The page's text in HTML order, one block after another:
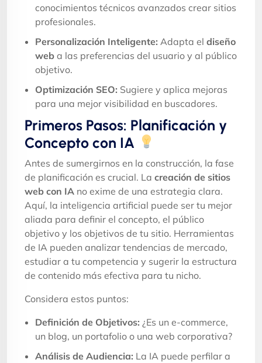
conocimientos técnicos avanzados crear sitios
profesionales.
Personalización Inteligente: Adapta el diseño
web a las preferencias del usuario y al público
objetivo.
Optimización SEO: Sugiere y aplica mejoras
para una mejor visibilidad en buscadores.
Primeros Pasos: Planificación y
Concepto con IA
Antes de sumergirnos en la construcción, la fase
de planificación es crucial. La creación de sitios
web con IA no exime de una estrategia clara.
Aquí, la inteligencia artificial puede ser tu mejor
aliada para definir el concepto, el público
objetivo y los objetivos de tu sitio. Herramientas
de IA pueden analizar tendencias de mercado,
estudiar a tu competencia y sugerir la estructura
de contenido más efectiva para tu nicho.
Considera estos puntos:
Definición de Objetivos: ¿Es un e-commerce,
un blog, un portafolio o una web corporativa?
Análisis de Audiencia: La IA puede perfilar a